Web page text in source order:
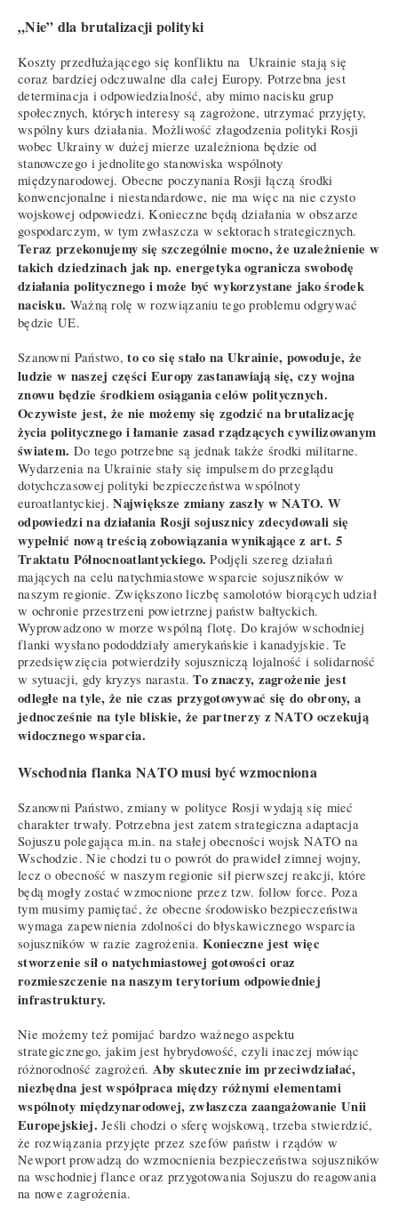
„Nie” dla brutalizacji polityki
Koszty przedłużającego się konfliktu na Ukrainie stają się
coraz bardziej odczuwalne dla całej Europy. Potrzebna jest
determinacja i odpowiedzialność, aby mimo nacisku grup
społecznych, których interesy są zagrożone, utrzymać przyjęty,
wspólny kurs działania. Możliwość złagodzenia polityki Rosji
wobec Ukrainy w dużej mierze uzależniona będzie od
stanowczego i jednolitego stanowiska wspólnoty
międzynarodowej. Obecne poczynania Rosji łączą środki
konwencjonalne i niestandardowe, nie ma więc na nie czysto
wojskowej odpowiedzi. Konieczne będą działania w obszarze
gospodarczym, w tym zwłaszcza w sektorach strategicznych.
Teraz przekonujemy się szczególnie mocno, że uzależnienie w
takich dziedzinach jak np. energetyka ogranicza swobodę
działania politycznego i może być wykorzystane jako środek
nacisku. Ważną rolę w rozwiązaniu tego problemu odgrywać
będzie UE.
Szanowni Państwo,to co się stało na Ukrainie, powoduje, że
ludzie w naszej części Europy zastanawiają się, czy wojna
znowu będzie środkiem osiągania celów politycznych.
Oczywiste jest, że nie możemy się zgodzić na brutalizację
życia politycznego i łamanie zasad rządzących cywilizowanym
światem. Do tego potrzebne są jednak także środki militarne.
Wydarzenia na Ukrainie stały się impulsem do przeglądu
dotychczasowej polityki bezpieczeństwa wspólnoty
euroatlantyckiej.Największe zmiany zaszły w NATO. W
odpowiedzi na działania Rosji sojusznicy zdecydowali się
wypełnić nową treścią zobowiązania wynikające z art. 5
Traktatu Północnoatlantyckiego. Podjęli szereg działań
mających na celu natychmiastowe wsparcie sojuszników w
naszym regionie. Zwiększono liczbę samolotów biorących udział
w ochronie przestrzeni powietrznej państw bałtyckich.
Wyprowadzono w morze wspólną flotę. Do krajów wschodniej
flanki wysłano pododdziały amerykańskie i kanadyjskie. Te
przedsięwzięcia potwierdziły sojuszniczą lojalność i solidarność
w sytuacji, gdy kryzys narasta.To znaczy, zagrożenie jest
odległe na tyle, że nie czas przygotowywać się do obrony, a
jednocześnie na tyle bliskie, że partnerzy z NATO oczekują
widocznego wsparcia.
Wschodnia flanka NATO musi być wzmocniona
Szanowni Państwo, zmiany w polityce Rosji wydają się mieć
charakter trwały. Potrzebna jest zatem strategiczna adaptacja
Sojuszu polegająca m.in. na stałej obecności wojsk NATO na
Wschodzie. Nie chodzi tu o powrót do prawideł zimnej wojny,
lecz o obecność w naszym regionie sił pierwszej reakcji, które
będą mogły zostać wzmocnione przez tzw. follow force. Poza
tym musimy pamiętać, że obecne środowisko bezpieczeństwa
wymaga zapewnienia zdolności do błyskawicznego wsparcia
sojuszników w razie zagrożenia.Konieczne jest więc
stworzenie sił o natychmiastowej gotowości oraz
rozmieszczenie na naszym terytorium odpowiedniej
infrastruktury.
Nie możemy też pomijać bardzo ważnego aspektu
strategicznego, jakim jest hybrydowość, czyli inaczej mówiąc
różnorodność zagrożeń. Aby skutecznie im przeciwdziałać,
niezbędna jest współpraca między różnymi elementami
wspólnoty międzynarodowej, zwłaszcza zaangażowanie Unii
Europejskiej. Jeśli chodzi o sferę wojskową, trzeba stwierdzić,
że rozwiązania przyjęte przez szefów państw i rządów w
Newport prowadzą do wzmocnienia bezpieczeństwa sojuszników
na wschodniej flance oraz przygotowania Sojuszu do reagowania
na nowe zagrożenia.